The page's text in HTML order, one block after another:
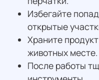
Избегайте
открытые
Храните
животных месте.
После работы